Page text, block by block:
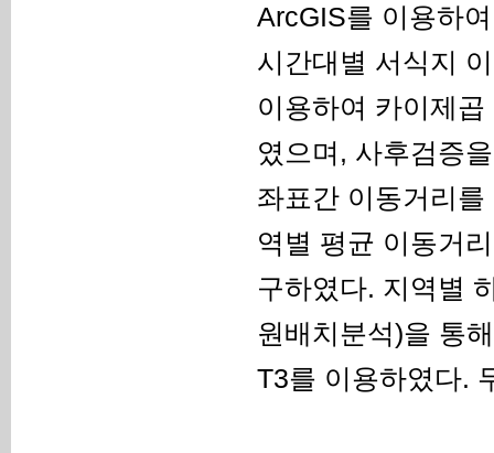
ArcGIS를 이용하
시간대별 서식지
이용하여 카이제
였으며, 사후검증
좌표간 이동거리
역별 평균 이동거
구하였다. 지역별
원배치분석)을 통
T3를 이용하였다.